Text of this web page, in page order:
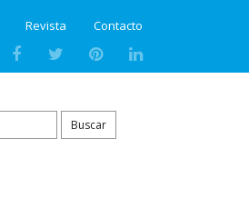
Revista Contacto